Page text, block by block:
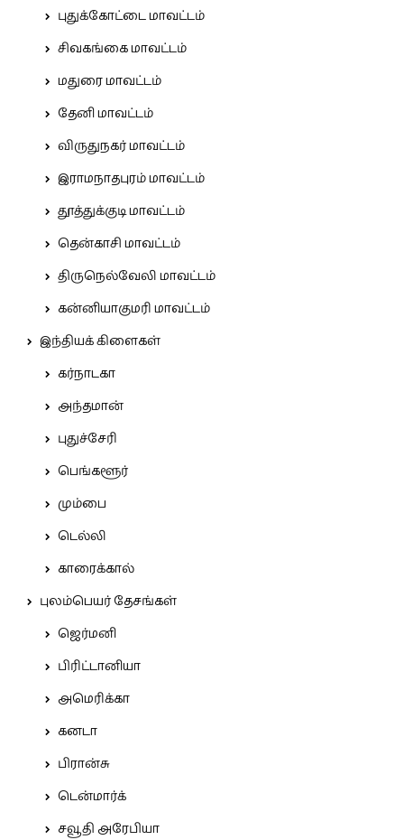
புதுக்கோட்டை மாவட்டம்
சிவகங்கை மாவட்டம்
மதுரை மாவட்டம்
தேனி மாவட்டம்
விருதுநகர் மாவட்டம்
இராமநாதபுரம் மாவட்டம்
தூத்துக்குடி மாவட்டம்
தென்காசி மாவட்டம்
திருநெல்வேலி மாவட்டம்
கன்னியாகுமரி மாவட்டம்
இந்தியக் கிளைகள்
கர்நாடகா
அந்தமான்
புதுச்சேரி
பெங்களூர்
மும்பை
டெல்லி
காரைக்கால்
புலம்பெயர் தேசங்கள்
ஜெர்மனி
பிரிட்டானியா
அமெரிக்கா
கனடா
பிரான்சு
டென்மார்க்
சவூதி அரேபியா